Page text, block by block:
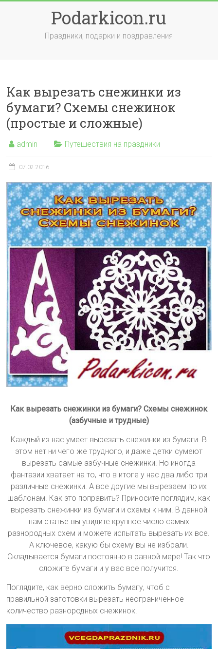
Podarkicon.ru
Праздники, подарки и поздравления
Как вырезать снежинки из
бумаги? Схемы снежинок
(простые и сложные)
admin Путешествия на праздники
07.02.2016
Как вырезать снежинки из бумаги? Схемы снежинок
(азбучные и трудные)
Каждый из нас умеет вырезать снежинки из бумаги. В
этом нет ни чего же трудного, и даже детки сумеют
вырезать самые азбучные снежинки. Но иногда
фантазии хватает на то, что в итоге у нас два либо три
различные снежинки. А все другие мы вырезаем по их
шаблонам. Как это поправить? Приносите поглядим, как
вырезать снежинки из бумаги и схемы к ним. В данной
нам статье вы увидите крупное число самых
разнородных схем и можете испытать вырезать их все.
А ключевое, какую бы схему вы не избрали.
Складывается бумаги постоянно в равной мере! Так что
сложите бумаги и у вас все получится.
Поглядите, как верно сложить бумагу, чтоб с
правильной заготовки вырезать неограниченное
количество разнородных снежинок.